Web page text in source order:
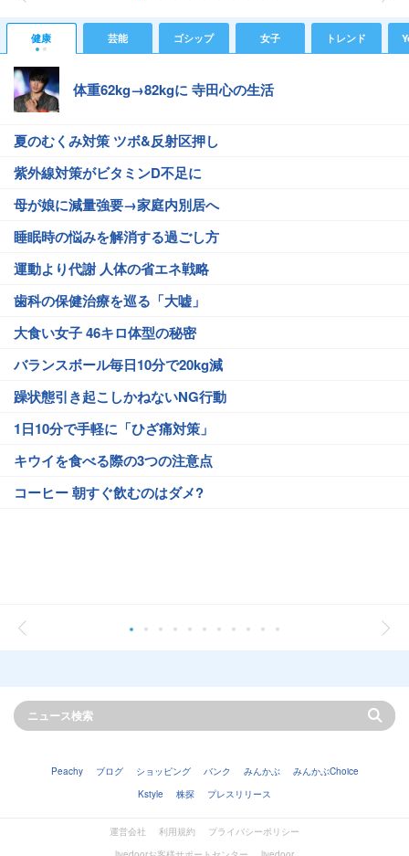
健康 芸能 ゴシップ 女子 トレンド
体重62kg→82kgに 寺田心の生活
夏のむくみ対策 ツボ&反射区押し
紫外線対策がビタミンD不足に
母が娘に減量強要→家庭内別居へ
睡眠時の悩みを解消する過ごし方
運動より代謝 人体の省エネ戦略
歯科の保健治療を巡る「大嘘」
大食い女子 46キロ体型の秘密
バランスボール毎日10分で20kg減
躁状態引き起こしかねないNG行動
1日10分で手軽に「ひざ痛対策」
キウイを食べる際の3つの注意点
コーヒー 朝すぐ飲むのはダメ?
Peachy ブログ ショッピング バンク みんかぶ
みんかぶChoice
Kstyle
株探 プレスリリース
運営会社 利用規約
プライバシーポリシー